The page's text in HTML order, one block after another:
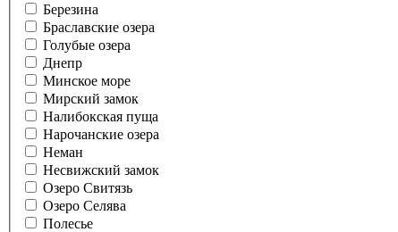
Березина
Браславские озера
Голубые озера
Днепр
Минское море
Мирский замок
Налибокская пуща
Нарочанские озера
Неман
Несвижский замок
Озеро Свитязь
Озеро Селява
Полесье